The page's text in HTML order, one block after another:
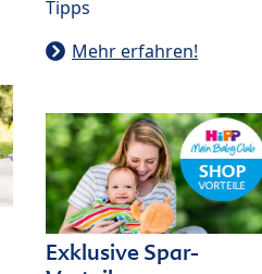
Tipps
Mehr erfahren!
Exklusive Spar-